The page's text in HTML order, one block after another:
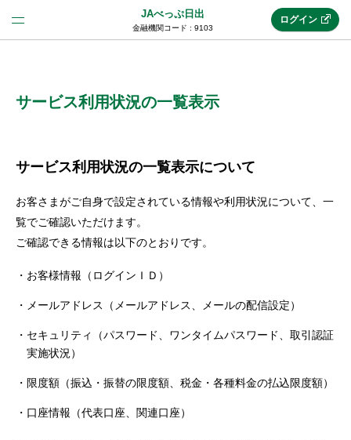
JAべっぷ日出
金融機関コード : 9103
(法人JAネットバンク)
機能・サービス
セキュリティ
使い方
ログイン
サービス利用状況の一覧表示
サービス利用状況の一覧表示について
お客さまがご自身で設定されている情報や利用状況について、一
覧でご確認いただけます。
ご確認できる情報は以下のとおりです。
お客様情報（ログインＩＤ）
メールアドレス（メールアドレス、メールの配信設定）
セキュリティ（パスワード、ワンタイムパスワード、取引認証
実施状況）
限度額（振込・振替の限度額、税金・各種料金の払込限度額）
口座情報（代表口座、関連口座）